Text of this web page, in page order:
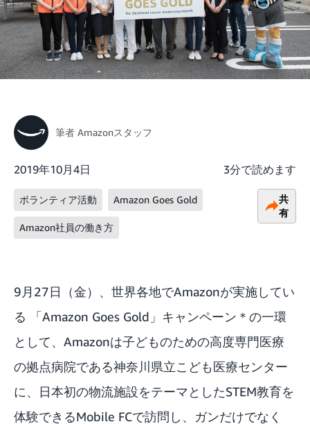
筆者 Amazonスタッフ
2019年10月4日 3分で読めます
ボランティア活動 Amazon Goes Gold
Amazon社員の働き方
共
有
9月27日（金）、世界各地でAmazonが実施してい
る 「Amazon Goes Gold」キャンペーン＊の一環
として、Amazonは子どものための高度専門医療
の拠点病院である神奈川県立こども医療センター
に、日本初の物流施設をテーマとしたSTEM教育を
体験できるMobile FCで訪問し、ガンだけでなく